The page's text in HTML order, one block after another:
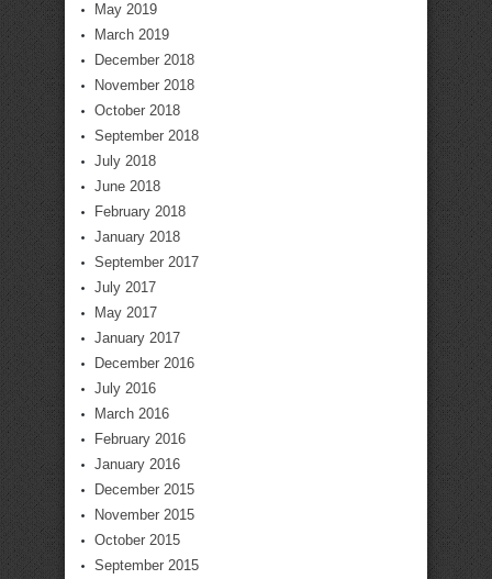
May 2019
March 2019
December 2018
November 2018
October 2018
September 2018
July 2018
June 2018
February 2018
January 2018
September 2017
July 2017
May 2017
January 2017
December 2016
July 2016
March 2016
February 2016
January 2016
December 2015
November 2015
October 2015
September 2015